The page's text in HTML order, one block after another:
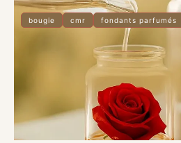
bougie cmr fondants parfumés